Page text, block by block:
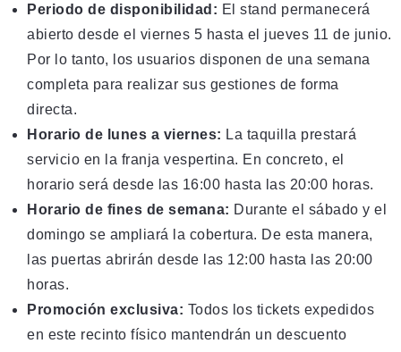
Periodo de disponibilidad: El stand permanecerá
abierto desde el viernes 5 hasta el jueves 11 de junio.
Por lo tanto, los usuarios disponen de una semana
completa para realizar sus gestiones de forma
directa.
Horario de lunes a viernes: La taquilla prestará
servicio en la franja vespertina. En concreto, el
horario será desde las 16:00 hasta las 20:00 horas.
Horario de fines de semana: Durante el sábado y el
domingo se ampliará la cobertura. De esta manera,
las puertas abrirán desde las 12:00 hasta las 20:00
horas.
Promoción exclusiva: Todos los tickets expedidos
en este recinto físico mantendrán un descuento